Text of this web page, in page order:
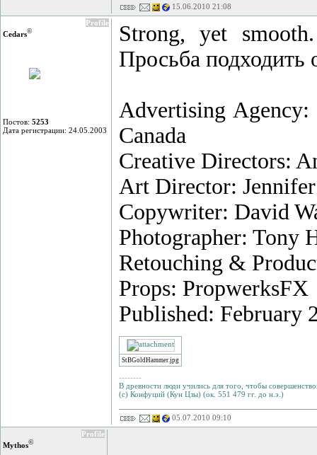
15.06.2010 21:08
Profile
Cedars©
Постов: 5253
Дата регистрации: 24.05.2003
Strong, yet
Просьба подходить
Advertising Agency:
Canada
Creative Directors:
Art Director:
Copywriter: David
Photographer: Tony
Retouching &
Props: PropwerksFX
Published: February
StBGoldHammer.jpg
--------
В древности люди учились для того, чтобы
(с) Конфуций (Кун Цзы) (ок. 551 479 гг. до н.э.)
05.07.2010 09:10
Profile
Mythos©